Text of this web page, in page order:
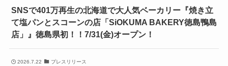
SNSで401万再生の北海道で大人気ベーカリー『焼き立
て塩パンとスコーンの店「SiOKUMA BAKERY徳島鴨島
店」』徳島県初！！7/31(金)オープン！
2026.7.22 プレスリリース